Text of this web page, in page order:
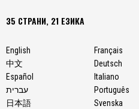
35 СТРАНИ, 21 ЕЗИКА
English
中文
Español
עברית
日本語
Français
Deutsch
Italiano
Português
Svenska